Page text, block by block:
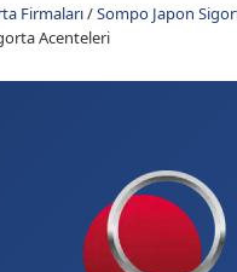
Firmaları/Sompo Japon
Acenteleri